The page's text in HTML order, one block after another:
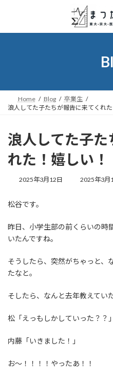
ン
ー
Home Blog
卒業生
浪人してた子たちが報告に来てくれた
浪人してた子た
れた！嬉しい！
2025年3月12日
最
時
2025年3月
松谷です。
昨日、小学生部の前くらいの時
いたんですね。
そうしたら、突然がちゃっと、
たなと。
そしたら、なんと去年教えてい
松「えっもしかしていった？？」
内藤「いきました！」
お～！！！！やったあ！！